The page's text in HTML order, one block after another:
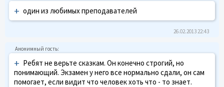
+ один из любимых преподавателей
26.02.2013 22:43
+ Ребят не верьте сказкам. Он конечно строгий, но
понимающий. Экзамен у него все нормально сдали, он сам
помогает, если видит что человек хоть что - то знает.